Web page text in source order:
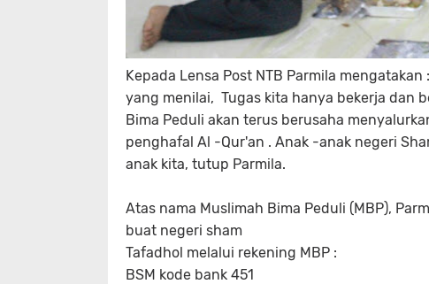
Kepada Lensa Post NTB Parmila
yang menilai, Tugas kita hanya bekerja dan
Bima Peduli akan terus berusaha
penghafal Al -Qur'an . Anak -anak negeri
anak kita, tutup Parmila.
Atas nama Muslimah Bima Peduli (MBP),
buat negeri sham
Tafadhol melalui rekening MBP :
BSM kode bank 451